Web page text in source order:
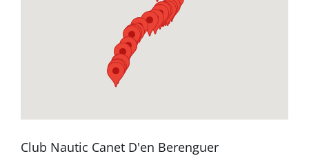
Club Nautic Canet D'en Berenguer